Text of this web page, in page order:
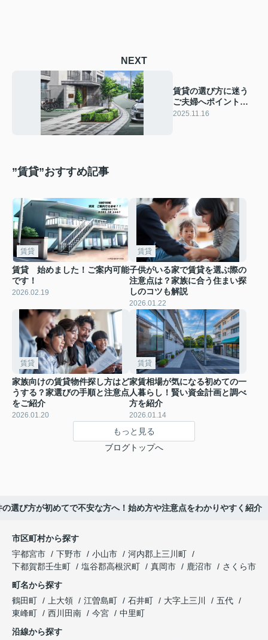
NEXT
賃貸の選び方に迷う
ご夫婦へポイントを
紹介！住み替え成功
2025.11.16
”賃貸”おすすめ記事
賃貸
賃貸 始めました！ご案内可能
です！
2026.02.19
賃貸
子供がいる家で賃貸を選ぶ際の
注意点は？家族に合う住まい探
しのコツも解説
2026.01.22
賃貸
家族向けの賃貸物件探し方はど
うする？家選びの手順と注意点
をご紹介
2026.01.20
賃貸
家賃相場が気になる初めての一
人暮らし！賢い資金計画と調べ
方を紹介
2026.01.14
もっと見る
ブログトップへ
の選び方が初めてで不安な方へ！始め方や注意点をわかりやすく紹介
市区町村から探す
宇都宮市
下野市 小山市
河内郡上三川町
下都賀郡壬生町
塩谷郡高根沢町 真岡市 鹿沼市
さくら市
町名から探す
鶴田町
上大領 江曽島町 石井町 大字上三川
五代
東峰町
西川田南 今宮
中里町
沿線から探す